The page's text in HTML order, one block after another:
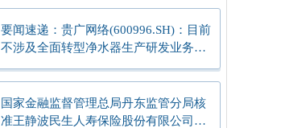
要闻速递：贵广网络(600996.SH)：目前
不涉及全面转型净水器生产研发业务的
国家金融监督管理总局丹东监管分局核
准王静波民生人寿保险股份有限公司丹